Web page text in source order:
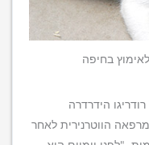
בחיפה
הידרדרה
הווטרנירית לאחר